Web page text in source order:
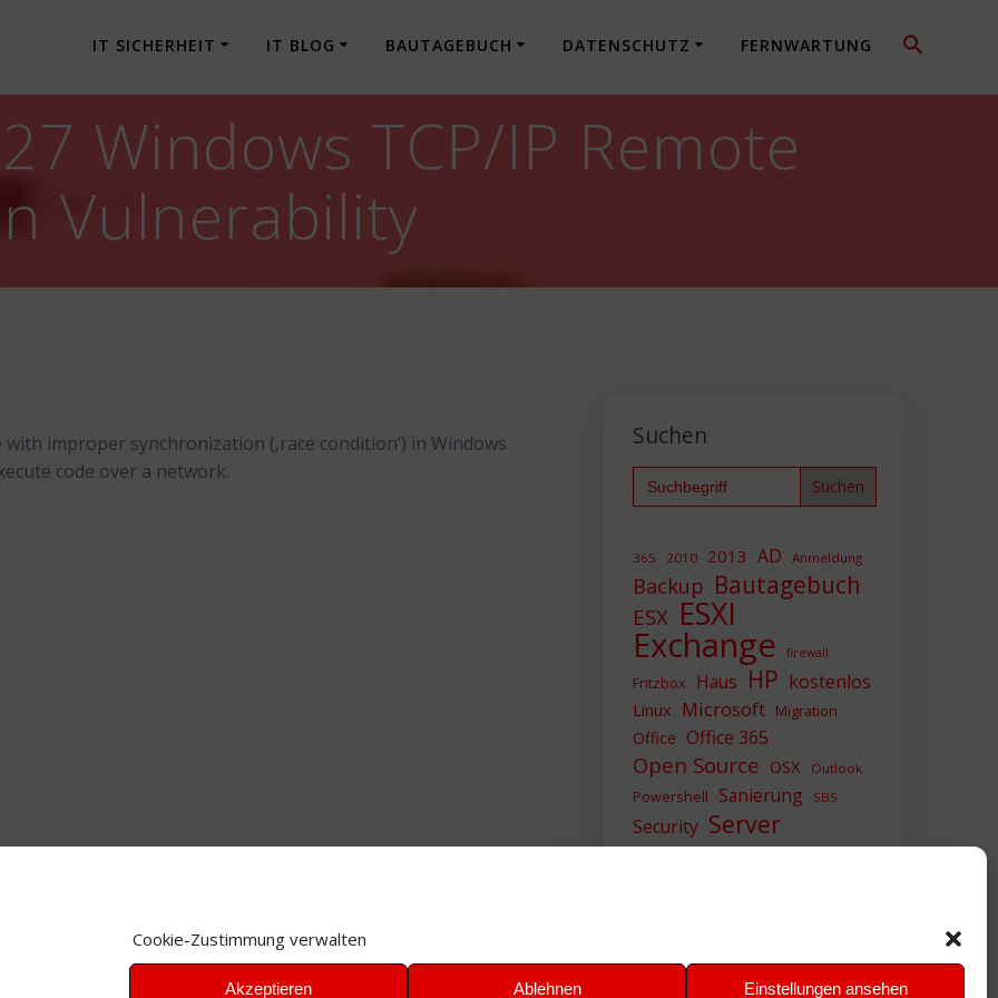
Cookie-Zustimmung verwalten
Akzeptieren Ablehnen Einstellungen ansehen
IT SICHERHEIT IT BLOG BAUTAGEBUCH DATENSCHUTZ FERNWARTUNG
Windows TCP/IP Remote
Vulnerability
improper synchronization (‚race condition‘) in Windows
code over a network.
Suchen
Search
for:
365 2010 2013 AD Anmeldung
Backup Bautagebuch
ESX ESXI
Exchange firewall
Fritzbox Haus HP kostenlos
Linux Microsoft Migration
Office Office 365
Open Source OSX Outlook
Powershell Sanierung SBS
Security Server
Sicherheit SIEM
VMWare VPN WAZUH